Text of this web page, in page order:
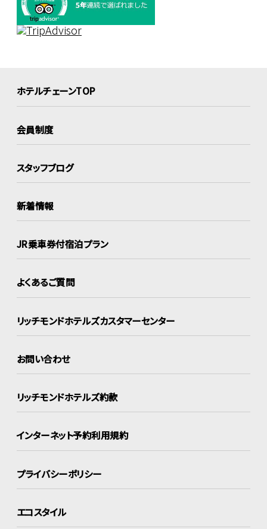
ホテルチェーンTOP
会員制度
スタッフブログ
新着情報
JR乗車券付宿泊プラン
よくあるご質問
リッチモンドホテルズカスタマーセンター
お問い合わせ
リッチモンドホテルズ約款
インターネット予約利用規約
プライバシーポリシー
エコスタイル